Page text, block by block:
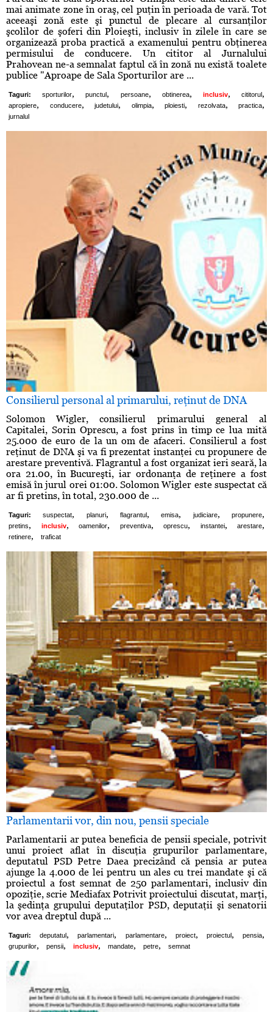
mai animate zone în oraş, cel puţin în perioada de vară. Tot
aceeaşi zonă este şi punctul de plecare al cursanţilor
şcolilor de şoferi din Ploieşti, inclusiv în zilele în care se
organizează proba practică a examenului pentru obţinerea
permisului de conducere. Un cititor al Jurnalului
Prahovean ne-a semnalat faptul că în zonă nu există toalete
publice "Aproape de Sala Sporturilor are ...
Taguri: sporturilor, punctul, persoane, obtinerea, inclusiv, cititorul,
apropiere, conducere, judetului, olimpia, ploiesti, rezolvata, practica,
jurnalul
Consilierul personal al primarului, reţinut de DNA
Solomon Wigler, consilierul primarului general al
Capitalei, Sorin Oprescu, a fost prins în timp ce lua mită
25.000 de euro de la un om de afaceri. Consilierul a fost
reţinut de DNA şi va fi prezentat instanţei cu propunere de
arestare preventivă. Flagrantul a fost organizat ieri seară, la
ora 21.00, în Bucureşti, iar ordonanţa de reţinere a fost
emisă în jurul orei 01:00. Solomon Wigler este suspectat că
ar fi pretins, în total, 230.000 de ...
Taguri: suspectat, planuri, flagrantul, emisa, judiciare, propunere,
pretins, inclusiv, oamenilor, preventiva, oprescu, instantei, arestare,
retinere, traficat
Parlamentarii vor, din nou, pensii speciale
Parlamentarii ar putea beneficia de pensii speciale, potrivit
unui proiect aflat în discuţia grupurilor parlamentare,
deputatul PSD Petre Daea precizând că pensia ar putea
ajunge la 4.000 de lei pentru un ales cu trei mandate şi că
proiectul a fost semnat de 250 parlamentari, inclusiv din
opoziţie, scrie Mediafax Potrivit proiectului discutat, marţi,
la şedinţa grupului deputaţilor PSD, deputaţii şi senatorii
vor avea dreptul după ...
Taguri: deputatul, parlamentari, parlamentare, proiect, proiectul, pensia,
grupurilor, pensii, inclusiv, mandate, petre, semnat